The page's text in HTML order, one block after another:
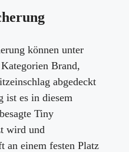
können unter
Brand,
abgedeckt
ist es in diesem
Tiny
wird und
an einem festen Platz